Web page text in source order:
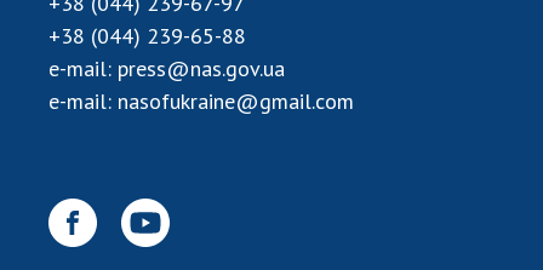
+38 (044) 239-65-88
e-mail: press@nas.gov.ua
e-mail: nasofukraine@gmail.com